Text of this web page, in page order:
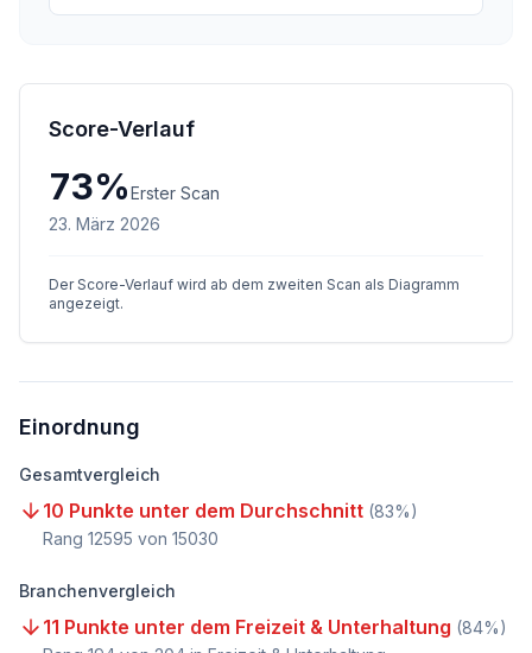
Score-Verlauf
73%Erster Scan
23. März 2026
Der Score-Verlauf wird ab dem zweiten Scan als Diagramm
angezeigt.
Einordnung
Gesamtvergleich
10 Punkte unter dem Durchschnitt (83%)
Rang 12595 von 15030
Branchenvergleich
11 Punkte unter dem Freizeit & Unterhaltung (84%)